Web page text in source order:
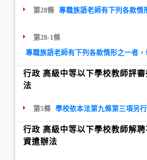
第28條 專職族語老師有下列各款情
第28-1條
專職族語老師有下列各款情形之一者
行政 高級中等以下學校教師評
法
第5條 學校依本法第九條第三項另
行政 高級中等以下學校教師解
資遣辦法